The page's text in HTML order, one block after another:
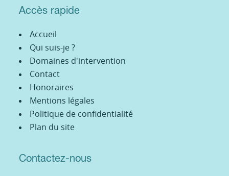
Accès rapide
Accueil
Qui suis-je ?
Domaines d'intervention
Contact
Honoraires
Mentions légales
Politique de confidentialité
Plan du site
Contactez-nous